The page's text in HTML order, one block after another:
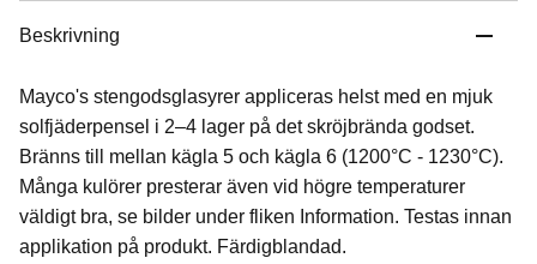
Beskrivning
Mayco's stengodsglasyrer appliceras helst med en mjuk
solfjäderpensel i 2–4 lager på det skröjbrända godset.
Bränns till mellan kägla 5 och kägla 6 (1200°C - 1230°C).
Många kulörer presterar även vid högre temperaturer
väldigt bra, se bilder under fliken Information. Testas innan
applikation på produkt. Färdigblandad.